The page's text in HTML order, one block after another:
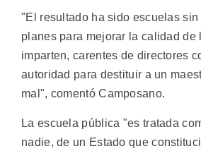
"El resultado ha sido escuelas sin
planes para mejorar la calidad de
imparten, carentes de directores
autoridad para destituir a un
mal", comentó Camposano.
La escuela pública "es tratada
nadie, de un Estado que